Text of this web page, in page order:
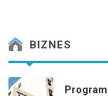
BIZNES
Program